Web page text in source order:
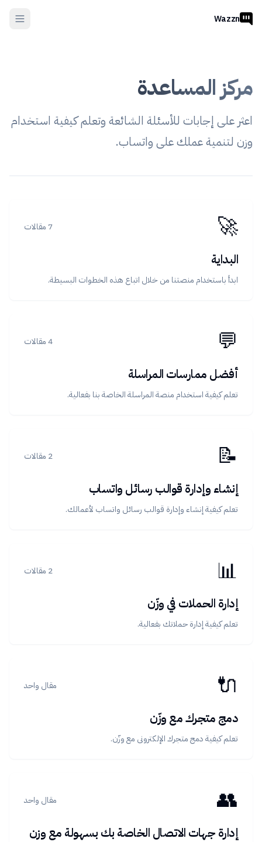
Wazzn
مركز المساعدة
اعثر على إجابات للأسئلة الشائعة وتعلم كيفية استخدام
وزن لتنمية عملك على واتساب.
🚀 7 مقالات
البداية
ابدأ باستخدام منصتنا من خلال اتباع هذه الخطوات البسيطة.
💬 4 مقالات
أفضل ممارسات المراسلة
تعلم كيفية استخدام منصة المراسلة الخاصة بنا بفعالية.
📝 2 مقالات
إنشاء وإدارة قوالب رسائل واتساب
تعلم كيفية إنشاء وإدارة قوالب رسائل واتساب لأعمالك.
📊 2 مقالات
إدارة الحملات في وزّن
تعلم كيفية إدارة حملاتك بفعالية.
🔌 مقال واحد
دمج متجرك مع وزّن
تعلم كيفية دمج متجرك الإلكتروني مع وزّن.
👥 مقال واحد
إدارة جهات الاتصال الخاصة بك بسهولة مع وزن